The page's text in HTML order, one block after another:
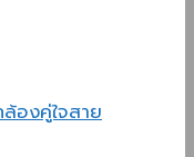
องคู่ใจสาย